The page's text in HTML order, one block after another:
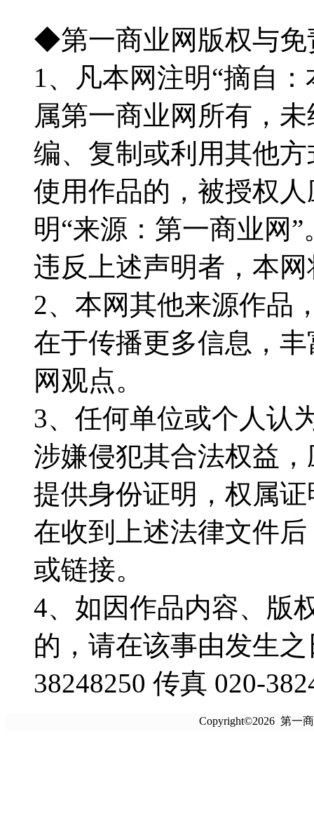
◆第一商业网版权与免
1、凡本网注明“摘自
属第一商业网所有，
编、复制或利用其他
使用作品的，被授权
明“来源：第一商业网”
违反上述声明者，本
2、本网其他来源作品
在于传播更多信息，
网观点。
3、任何单位或个人认
涉嫌侵犯其合法权益
提供身份证明，权属
在收到上述法律文件
或链接。
4、如因作品内容、版
的，请在该事由发生
38248250 传真 020-
Copyright©2026 第一